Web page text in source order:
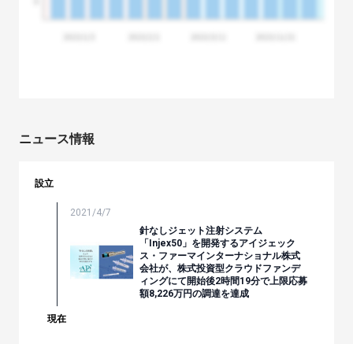
ニュース情報
設立
2021/4/7
針なしジェット注射システム
「Injex50」を開発するアイジェック
ス・ファーマインターナショナル株式
会社が、株式投資型クラウドファンデ
ィングにて開始後2時間19分で上限応募
額8,226万円の調達を達成
現在